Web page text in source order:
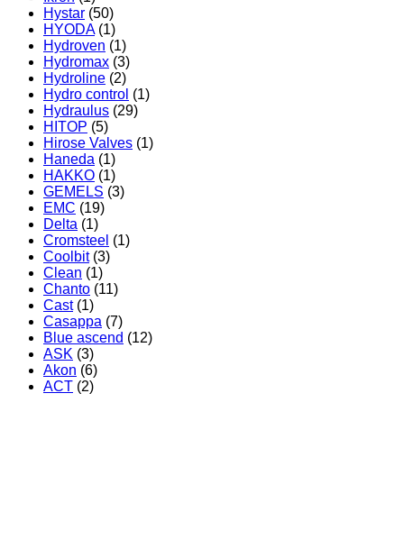
Hystar (50)
HYODA (1)
Hydroven (1)
Hydromax (3)
Hydroline (2)
Hydro control (1)
Hydraulus (29)
HITOP (5)
Hirose Valves (1)
Haneda (1)
HAKKO (1)
GEMELS (3)
EMC (19)
Delta (1)
Cromsteel (1)
Coolbit (3)
Clean (1)
Chanto (11)
Cast (1)
Casappa (7)
Blue ascend (12)
ASK (3)
Akon (6)
ACT (2)